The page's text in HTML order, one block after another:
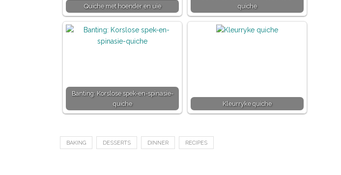
Quiche met hoender en uie
quiche
Banting: Korslose spek-en-spinasie-
quiche
Kleurryke quiche
BAKING DESSERTS DINNER RECIPES